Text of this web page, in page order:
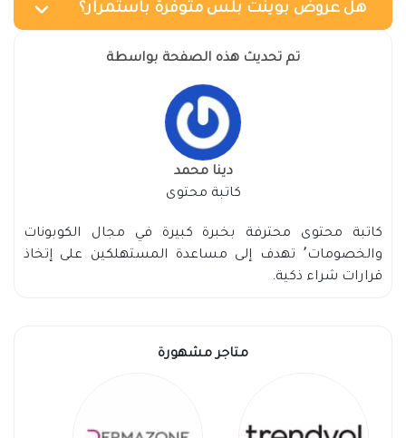
هل عروض بوينت بلس متوفرة باستمرار؟
تم تحديث هذه الصفحة بواسطة
دينا محمد
كاتبة محتوى
كاتبة محتوى محترفة بخبرة كبيرة في مجال الكوبونات
والخصومات٬ تهدف إلى مساعدة المستهلكين على إتخاذ
قرارات شراء ذكية.
متاجر مشهورة